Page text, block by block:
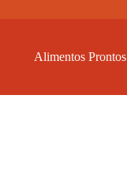
Alimentos Prontos